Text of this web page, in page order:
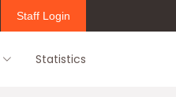
Staff Login
Statistics